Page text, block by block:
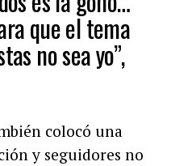
que el tema
no sea yo”,
colocó una
y seguidores no